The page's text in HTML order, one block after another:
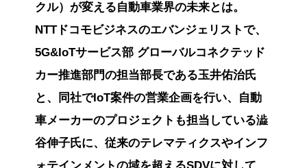
クル）が変える自動車業界の未来とは。
NTTドコモビジネスのエバンジェリストで、
5G&IoTサービス部 グローバルコネクテッド
カー推進部門の担当部長である玉井佑治氏
と、同社でIoT案件の営業企画を行い、自動
車メーカーのプロジェクトも担当している澁
谷伸子氏に、従来のテレマティクスやインフ